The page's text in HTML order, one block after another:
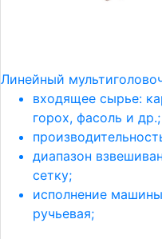
Линейный
входящее сырье:
горох, фасоль и др.;
диапазон
сетку;
исполнение
ручьевая;